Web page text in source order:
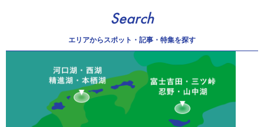
Search
エリアからスポット・記事・特集を探す